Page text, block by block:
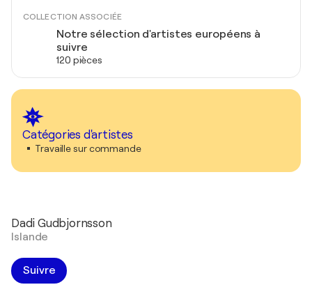
COLLECTION ASSOCIÉE
Notre sélection d'artistes européens à
suivre
120 pièces
Catégories d'artistes
Travaille sur commande
Dadi Gudbjornsson
Islande
Suivre